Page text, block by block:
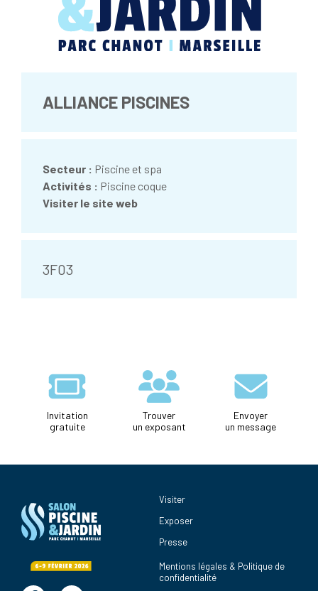
ALLIANCE PISCINES
Secteur : Piscine et spa
Activités : Piscine coque
Visiter le site web
3F03
Invitation
gratuite
Trouver
un exposant
Envoyer
un message
Visiter
Exposer
Presse
Mentions légales & Politique de
confidentialité